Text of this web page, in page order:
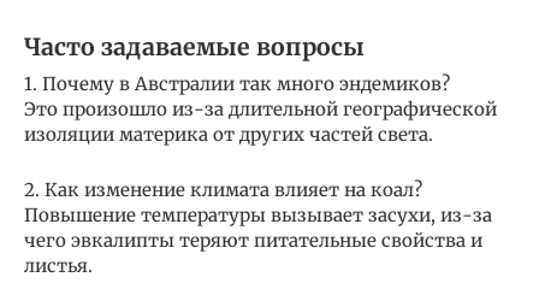
Часто задаваемые вопросы
1. Почему в Австралии так много эндемиков?
Это произошло из-за длительной географической
изоляции материка от других частей света.
2. Как изменение климата влияет на коал?
Повышение температуры вызывает засухи, из-за
чего эвкалипты теряют питательные свойства и
листья.